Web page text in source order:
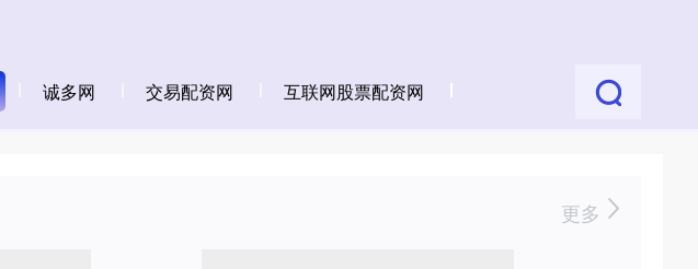
诚多网 交易配资网 互联网股票配资网
更多